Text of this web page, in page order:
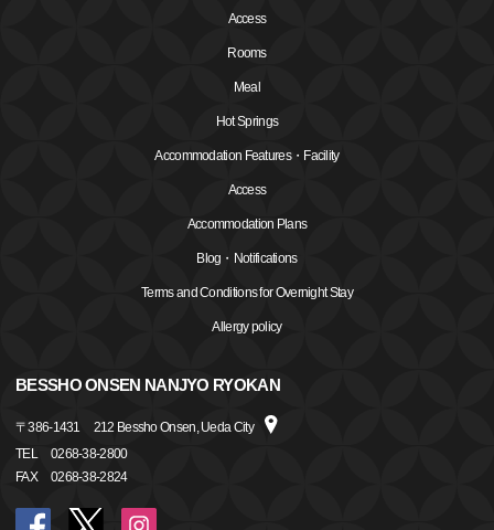
Access
Rooms
Meal
Hot Springs
Accommodation Features・Facility
Access
Accommodation Plans
Blog・Notifications
Terms and Conditions for Overnight Stay
Allergy policy
BESSHO ONSEN NANJYO RYOKAN
〒386-1431
212 Bessho Onsen, Ueda City
TEL
0268-38-2800
FAX
0268-38-2824